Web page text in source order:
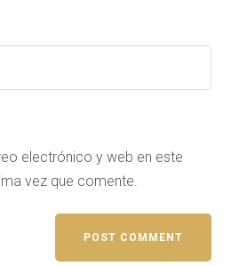
electrónico y web en este
vez que comente.